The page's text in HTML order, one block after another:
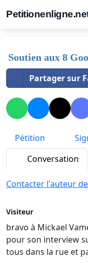
Soutien aux 8
Partager sur
Pétition
Conversation
Contacter l'auteur
Visiteur
bravo à Mickael
pour son interview
tous dans la rue et